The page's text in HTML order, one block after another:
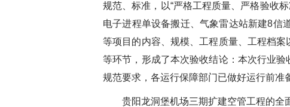
规范、标准，以“严格工程质量、严格验收
电子进程单设备搬迁、气象雷达站新建8信
等项目的内容、规模、工程质量、工程档
等环节，形成了本次验收结论：本次行业
规范要求，各运行保障部门已做好运行前准
贵阳龙洞堡机场三期扩建空管工程的全